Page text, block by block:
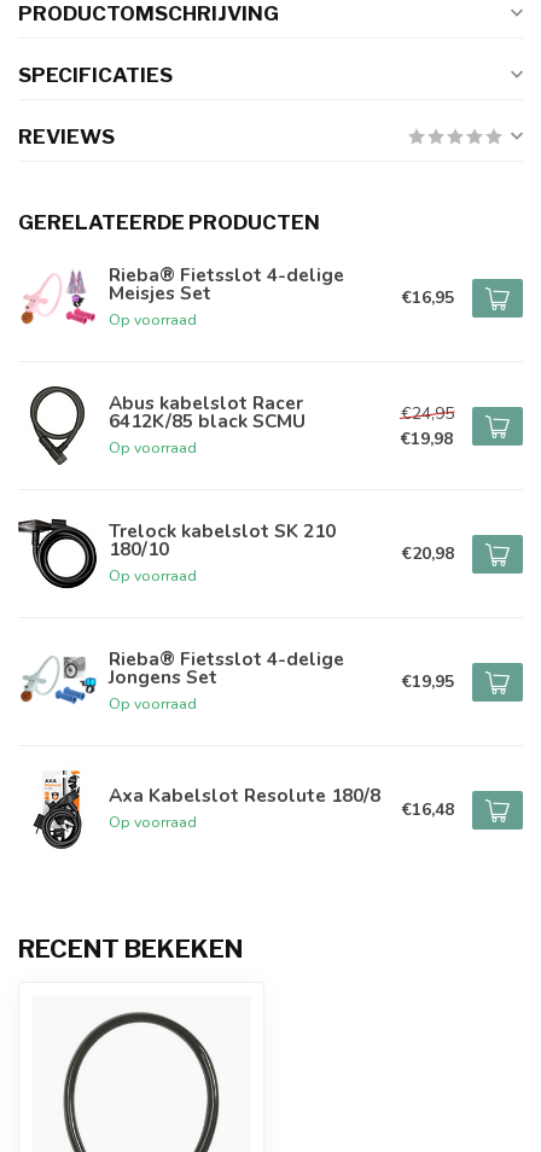
PRODUCTOMSCHRIJVING
SPECIFICATIES
REVIEWS
GERELATEERDE PRODUCTEN
Rieba® Fietsslot 4-delige
Meisjes Set
Op voorraad
€16,95
Abus kabelslot Racer
6412K/85 black SCMU
Op voorraad
€24,95
€19,98
Trelock kabelslot SK 210
180/10
Op voorraad
€20,98
Rieba® Fietsslot 4-delige
Jongens Set
Op voorraad
€19,95
Axa Kabelslot Resolute 180/8
Op voorraad
€16,48
RECENT BEKEKEN